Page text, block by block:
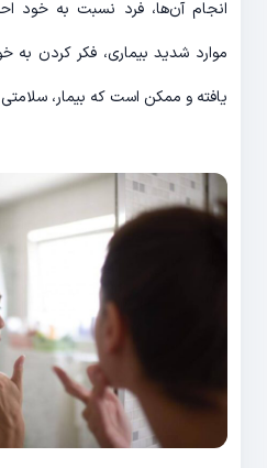
انجام آن‌ها، فرد نسبت به خود
موارد شدید بیماری، فکر کردن به
یافته و ممکن است که بیمار،